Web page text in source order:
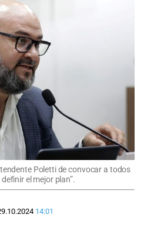
Poletti de convocar a todos
el mejor plan”.
14:01